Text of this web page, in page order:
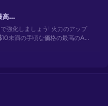
CS2で$10未満の最高に安いAK-47スキン
強化しましょう! 火力のアップ
未満の手頃な価格の最高のAK-